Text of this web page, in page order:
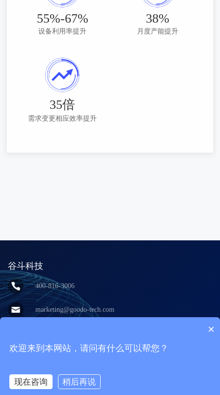
55%-67%
设备利用率提升
38%
月度产能提升
35倍
需求变更相应效率提升
谷斗科技
400-816-3006
marketing@goodo-tech.com
沪ICP备2021004078号-1
×
欢迎来到本网站，请问有什么可以帮您？
现在咨询 稍后再说